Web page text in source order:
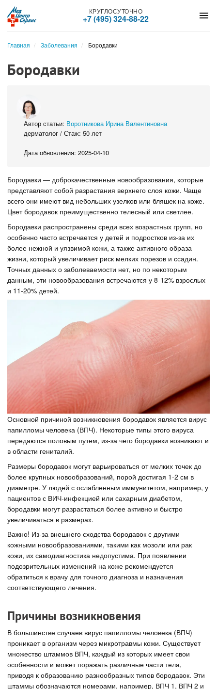
menu
КРУГЛОСУТОЧНО
+7 (495) 324-88-22
Главная Заболевания Бородавки
Бородавки
Автор статьи: Воротникова Ирина Валентиновна
дерматолог / Стаж: 50 лет
Дата обновления: 2025-04-10
Бородавки — доброкачественные новообразования, которые
представляют собой разрастания верхнего слоя кожи. Чаще
всего они имеют вид небольших узелков или бляшек на коже.
Цвет бородавок преимущественно телесный или светлее.
Бородавки распространены среди всех возрастных групп, но
особенно часто встречается у детей и подростков из-за их
более нежной и уязвимой кожи, а также активного образа
жизни, который увеличивает риск мелких порезов и ссадин.
Точных данных о заболеваемости нет, но по некоторым
данным, эти новообразования встречаются у 8-12% взрослых
и 11-20% детей.
Основной причиной возникновения бородавок является вирус
папилломы человека (ВПЧ). Некоторые типы этого вируса
передаются половым путем, из-за чего бородавки возникают и
в области гениталий.
Размеры бородавок могут варьироваться от мелких точек до
более крупных новообразований, порой достигая 1-2 см в
диаметре. У людей с ослабленным иммунитетом, например, у
пациентов с ВИЧ-инфекцией или сахарным диабетом,
бородавки могут разрастаться более активно и быстро
увеличиваться в размерах.
Важно! Из-за внешнего сходства бородавок с другими
кожными новообразованиями, такими как мозоли или рак
кожи, их самодиагностика недопустима. При появлении
подозрительных изменений на коже рекомендуется
обратиться к врачу для точного диагноза и назначения
соответствующего лечения.
Причины возникновения
В большинстве случаев вирус папилломы человека (ВПЧ)
проникает в организм через микротравмы кожи. Существует
множество штаммов ВПЧ, каждый из которых имеет свои
особенности и может поражать различные части тела,
приводя к образованию разнообразных типов бородавок. Эти
штаммы обозначаются номерами, например, ВПЧ 1, ВПЧ 2 и